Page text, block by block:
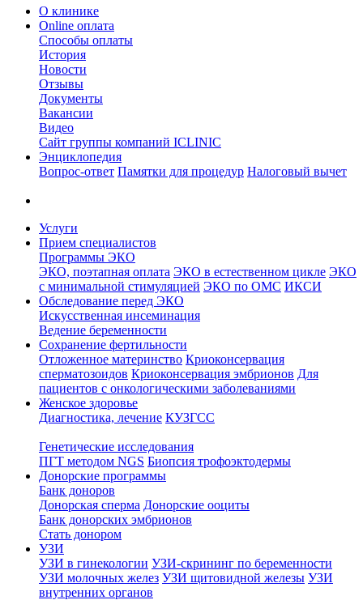
О клинике
Online оплата
Способы оплаты
История
Новости
Отзывы
Документы
Вакансии
Видео
Сайт группы компаний ICLINIC
Энциклопедия
Вопрос-ответ Памятки для процедур Налоговый вычет
Услуги
Прием специалистов
Программы ЭКО
ЭКО, поэтапная оплата ЭКО в естественном цикле ЭКО
с минимальной стимуляцией ЭКО по ОМС ИКСИ
Обследование перед ЭКО
Искусственная инсеминация
Ведение беременности
Сохранение фертильности
Отложенное материнство Криоконсервация
сперматозоидов Криоконсервация эмбрионов Для
пациентов с онкологическими заболеваниями
Женское здоровье
Диагностика, лечение КУЗГСС
Генетические исследования
ПГТ методом NGS Биопсия трофоэктодермы
Донорские программы
Банк доноров
Донорская сперма Донорские ооциты
Банк донорских эмбрионов
Стать донором
УЗИ
УЗИ в гинекологии УЗИ-скрининг по беременности
УЗИ молочных желез УЗИ щитовидной железы УЗИ
внутренних органов